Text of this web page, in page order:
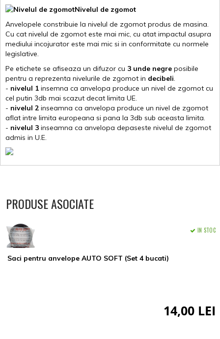
Nivelul de zgomot
Anvelopele constribuie la nivelul de zgomot produs de masina.
Cu cat nivelul de zgomot este mai mic, cu atat impactul asupra
mediului incojurator este mai mic si in conformitate cu normele
legislative.
Pe etichete se afiseaza un difuzor cu 3 unde negre posibile
pentru a reprezenta nivelurile de zgomot in decibeli.
- nivelul 1 insemna ca anvelopa produce un nivel de zgomot cu
cel putin 3db mai scazut decat limita UE.
- nivelul 2 inseamna ca anvelopa produce un nivel de zgomot
aflat intre limita europeana si pana la 3db sub aceasta limita.
- nivelul 3 inseamna ca anvelopa depaseste nivelul de zgomot
admis in U.E.
PRODUSE ASOCIATE
Saci pentru anvelope AUTO SOFT (Set 4 bucati)
IN STOC
14,00 LEI